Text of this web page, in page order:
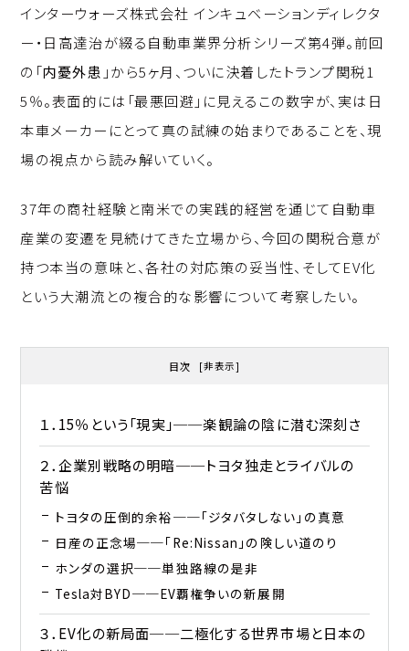
インターウォーズ株式会社 インキュベーションディレクタ
ー・日高達治が綴る自動車業界分析シリーズ第4弾。前回
の「内憂外患 」から5ヶ月、ついに決着したトランプ関税1
5％。表面的には「最悪回避」に見えるこの数字が、実は日
本車メーカーにとって真の試練の始まりであることを、現
場の視点から読み解いていく。
37年の商社経験と南米での実践的経営を通じて自動車
産業の変遷を見続けてきた立場から、今回の関税合意が
持つ本当の意味と、各社の対応策の妥当性、そしてEV化
という大潮流との複合的な影響について考察したい。
目次 [非表示]
１．15％という「現実」──楽観論の陰に潜む深刻さ
２．企業別戦略の明暗──トヨタ独走とライバルの
苦悩
トヨタの圧倒的余裕──「ジタバタしない」の真意
日産の正念場──「Re:Nissan」の険しい道のり
ホンダの選択──単独路線の是非
Tesla対BYD──EV覇権争いの新展開
３．EV化の新局面──二極化する世界市場と日本の